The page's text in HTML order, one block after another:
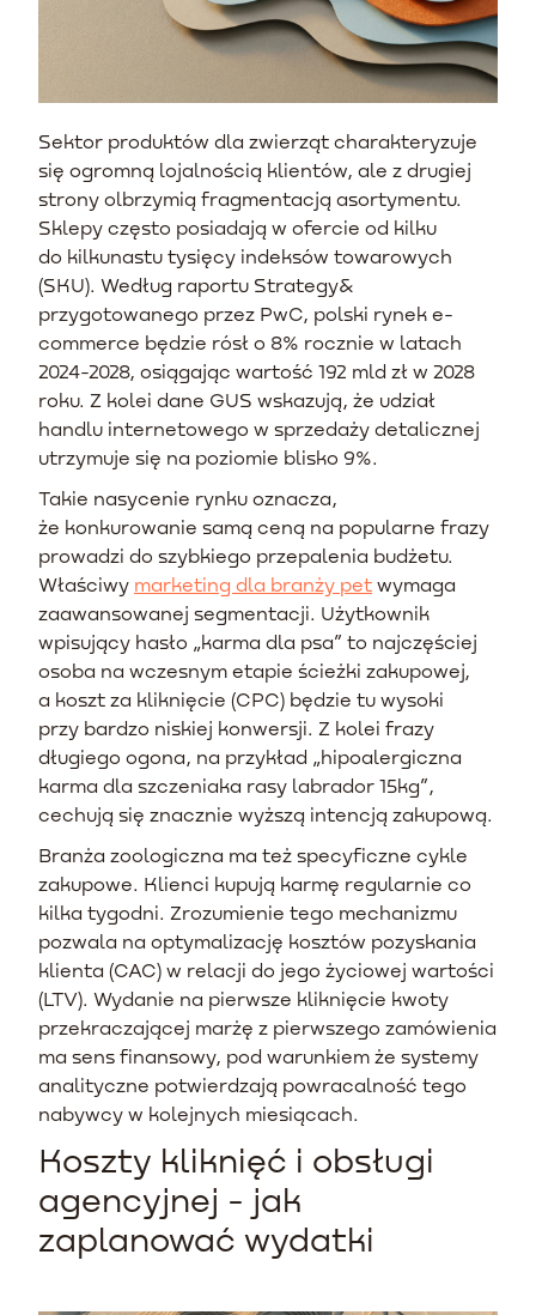
Sektor produktów dla zwierząt charakteryzuje
się ogromną lojalnością klientów, ale z drugiej
strony olbrzymią fragmentacją asortymentu.
Sklepy często posiadają w ofercie od kilku
do kilkunastu tysięcy indeksów towarowych
(SKU). Według raportu Strategy&
przygotowanego przez PwC, polski rynek e-
commerce będzie rósł o 8% rocznie w latach
2024-2028, osiągając wartość 192 mld zł w 2028
roku. Z kolei dane GUS wskazują, że udział
handlu internetowego w sprzedaży detalicznej
utrzymuje się na poziomie blisko 9%.
Takie nasycenie rynku oznacza,
że konkurowanie samą ceną na popularne frazy
prowadzi do szybkiego przepalenia budżetu.
Właściwy marketing dla branży pet wymaga
zaawansowanej segmentacji. Użytkownik
wpisujący hasło „karma dla psa” to najczęściej
osoba na wczesnym etapie ścieżki zakupowej,
a koszt za kliknięcie (CPC) będzie tu wysoki
przy bardzo niskiej konwersji. Z kolei frazy
długiego ogona, na przykład „hipoalergiczna
karma dla szczeniaka rasy labrador 15kg”,
cechują się znacznie wyższą intencją zakupową.
Branża zoologiczna ma też specyficzne cykle
zakupowe. Klienci kupują karmę regularnie co
kilka tygodni. Zrozumienie tego mechanizmu
pozwala na optymalizację kosztów pozyskania
klienta (CAC) w relacji do jego życiowej wartości
(LTV). Wydanie na pierwsze kliknięcie kwoty
przekraczającej marżę z pierwszego zamówienia
ma sens finansowy, pod warunkiem że systemy
analityczne potwierdzają powracalność tego
nabywcy w kolejnych miesiącach.
Koszty kliknięć i obsługi
agencyjnej - jak
zaplanować wydatki